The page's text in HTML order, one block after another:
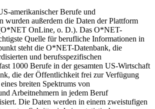
amerikanischer Berufe und
wurden außerdem die Daten der Plattform
OnLine, o. D.). Das O*NET-
Quelle für berufliche Informationen in
steht die O*NET-Datenbank, die
und berufsspezifischen
1000 Berufe in der gesamten US-Wirtschaft
die der Öffentlichkeit frei zur Verfügung
breiten Spektrums von
Arbeitnehmern in jedem Beruf
Die Daten werden in einem zweistufigen